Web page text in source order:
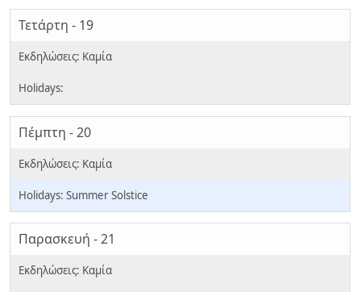
Τετάρτη - 19
Πέμπτη - 20
Summer Solstice
Παρασκευή - 21